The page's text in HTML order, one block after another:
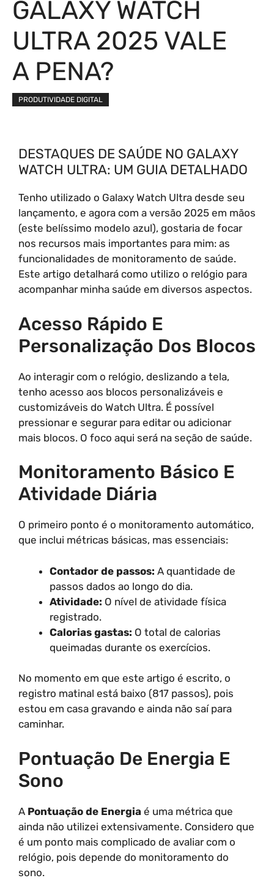
GALAXY WATCH
ULTRA 2025 VALE
A PENA?
PRODUTIVIDADE DIGITAL
DESTAQUES DE SAÚDE NO GALAXY
WATCH ULTRA: UM GUIA DETALHADO
Tenho utilizado o Galaxy Watch Ultra desde seu
lançamento, e agora com a versão 2025 em mãos
(este belíssimo modelo azul), gostaria de focar
nos recursos mais importantes para mim: as
funcionalidades de monitoramento de saúde.
Este artigo detalhará como utilizo o relógio para
acompanhar minha saúde em diversos aspectos.
Acesso Rápido E
Personalização Dos Blocos
Ao interagir com o relógio, deslizando a tela,
tenho acesso aos blocos personalizáveis e
customizáveis do Watch Ultra. É possível
pressionar e segurar para editar ou adicionar
mais blocos. O foco aqui será na seção de saúde.
Monitoramento Básico E
Atividade Diária
O primeiro ponto é o monitoramento automático,
que inclui métricas básicas, mas essenciais:
Contador de passos: A quantidade de
passos dados ao longo do dia.
Atividade: O nível de atividade física
registrado.
Calorias gastas: O total de calorias
queimadas durante os exercícios.
No momento em que este artigo é escrito, o
registro matinal está baixo (817 passos), pois
estou em casa gravando e ainda não saí para
caminhar.
Pontuação De Energia E
Sono
A Pontuação de Energia é uma métrica que
ainda não utilizei extensivamente. Considero que
é um ponto mais complicado de avaliar com o
relógio, pois depende do monitoramento do
sono.